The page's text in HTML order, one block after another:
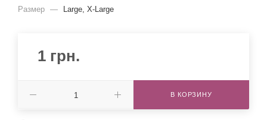
Размер — Large, X-Large
1 грн.
В КОРЗИНУ